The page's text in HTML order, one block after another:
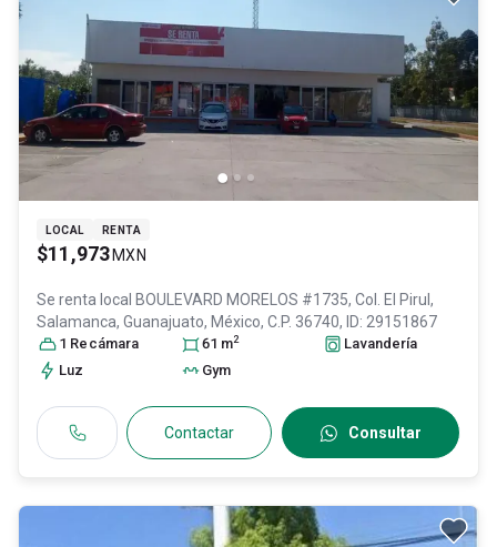
LOCAL RENTA
$11,973 MXN
Se renta local BOULEVARD MORELOS #1735, Col. El Pirul,
Salamanca, Guanajuato, México, C.P. 36740, ID: 29151867
1 Recámara 61 m2
Lavandería
Luz
Gym
Contactar Consultar